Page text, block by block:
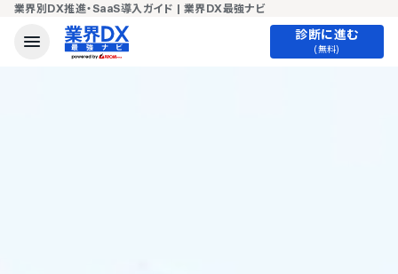
業界別DX推進・SaaS導入ガイド | 業界DX最強ナビ
診断に進む
(無料)